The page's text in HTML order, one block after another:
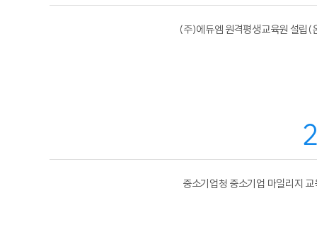
(주)에듀엠 원격평생교육원 설립(
중소기업청 중소기업 마일리지